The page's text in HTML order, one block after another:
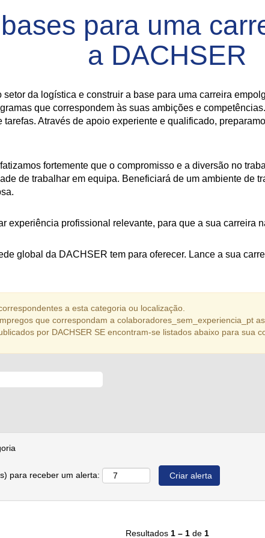
para uma
a DACHSER
da logística e construir a base para uma carreira
que correspondem às suas ambições e
Através de apoio experiente e qualificado,
fortemente que o compromisso e a diversão no
de trabalhar em equipa. Beneficiará de um ambiente de
experiência profissional relevante, para que a sua carreira
global da DACHSER tem para oferecer. Lance a sua
a esta categoria ou localização.
que correspondam a colaboradores_sem_experiencia_pt
por DACHSER SE encontram-se listados abaixo para sua
para receber um alerta:
Resultados 1 – 1de 1